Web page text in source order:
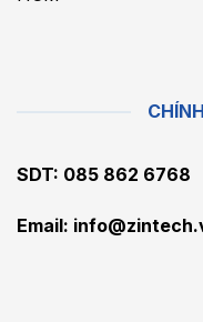
SDT: 085 862 6768
Email: